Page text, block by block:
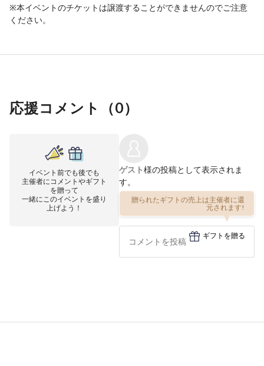
※本イベントのチケットは譲渡することができませんのでご注意
ください。
応援コメント（0）
イベント前でも後でも
主催者にコメントやギフト
を贈って
一緒にこのイベントを盛り
上げよう！
ゲスト様の投稿として表示されま
す。
贈られたギフトの売上は主催者に還
元されます!
ギフトを贈る